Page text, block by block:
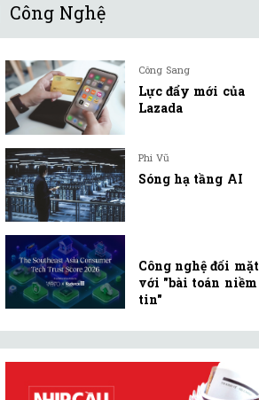
Công Nghệ
Công Sang
Lực đẩy mới của
Lazada
Phi Vũ
Sóng hạ tầng AI
Công nghệ đối mặt
với "bài toán niềm
tin"